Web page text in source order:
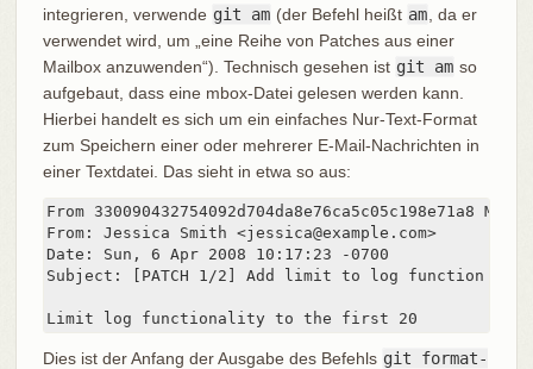
integrieren, verwende git am (der Befehl heißt am , da er
verwendet wird, um „eine Reihe von Patches aus einer
Mailbox anzuwenden“). Technisch gesehen ist git am so
aufgebaut, dass eine mbox-Datei gelesen werden kann.
Hierbei handelt es sich um ein einfaches Nur-Text-Format
zum Speichern einer oder mehrerer E-Mail-Nachrichten in
einer Textdatei. Das sieht in etwa so aus:
From 330090432754092d704da8e76ca5c05c198e71a8
From: Jessica Smith <jessica@example.com>
Date: Sun, 6 Apr 2008 10:17:23 -0700
Subject: [PATCH 1/2] Add limit to log function
Limit log functionality to the first 20
Dies ist der Anfang der Ausgabe des Befehls git format-